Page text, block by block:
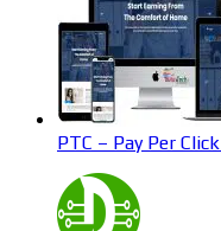
PTC – Pay Per